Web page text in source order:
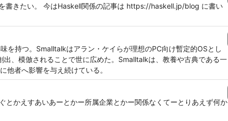
書きたい。 今はHaskell関係の記事は https://haskell.jp/blog に書い
を持つ。Smalltalkはアラン・ケイらが理想のPC向け暫定的OSとし
、模倣されることで世に広めた。Smalltalkは、教養や古典である一
者へ影響を与え続けている。
かえすあいあーとかー所属企業とかー関係なくてーとりあえず何か